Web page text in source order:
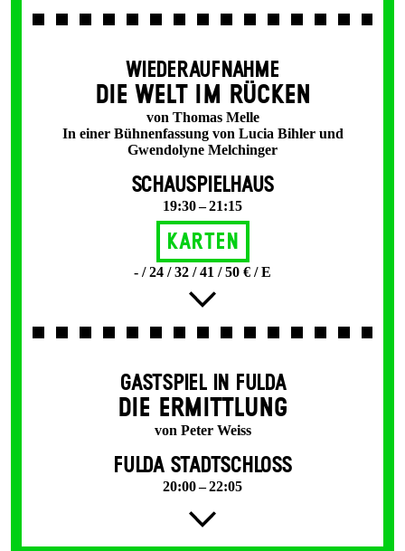
WIEDERAUFNAHME
DIE WELT IM RÜCKEN
von Thomas Melle
In einer Bühnenfassung von Lucia Bihler und
Gwendolyne Melchinger
SCHAUSPIELHAUS
19:30 – 21:15
Karten
- / 24 / 32 / 41 / 50 € / E
GASTSPIEL IN FULDA
DIE ERMITTLUNG
von Peter Weiss
FULDA STADTSCHLOSS
20:00 – 22:05